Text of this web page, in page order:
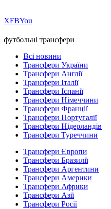
ХFBYou
футбольні трансфери
Всі новини
Трансфери України
Трансфери Англії
Трансфери Італії
Трансфери Іспанії
Трансфери Німеччини
Трансфери Франції
Трансфери Португалії
Трансфери Нідерландів
Трансфери Туреччини
Трансфери Європи
Трансфери Бразилії
Трансфери Аргентини
Трансфери Америки
Трансфери Африки
Трансфери Азії
Трансфери Росії